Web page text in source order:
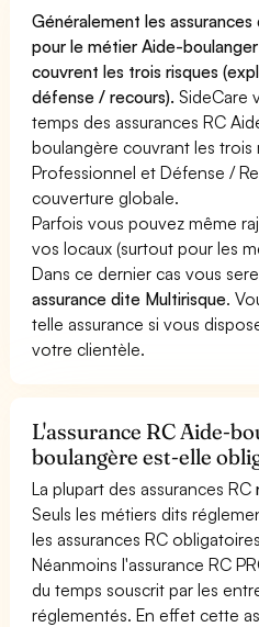
Généralement les
pour le métier Aide-
couvrent les trois risques
défense / recours). SideCare
temps des assurances RC
boulangère couvrant les trois
Professionnel et Défense /
couverture globale.
Parfois vous pouvez même
vos locaux (surtout pour les
Dans ce dernier cas vous
assurance dite Multirisque.
telle assurance si vous
votre clientèle.
L'assurance RC Aide-
boulangère est-elle
La plupart des assurances RC
Seuls les métiers dits
les assurances RC
Néanmoins l'assurance RC
du temps souscrit par les
réglementés. En effet cette